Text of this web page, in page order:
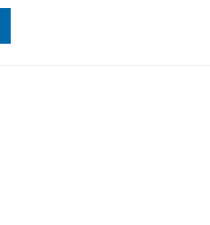
installazione non solo eleva
a noi per celebrare questo